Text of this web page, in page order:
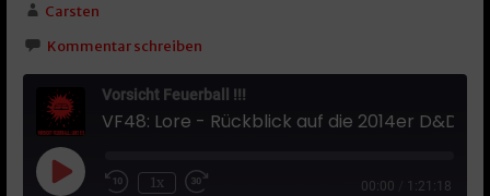
Carsten
Kommentar schreiben
Vorsicht Feuerball !!!
Play Episode1x 00:00 1:21:18